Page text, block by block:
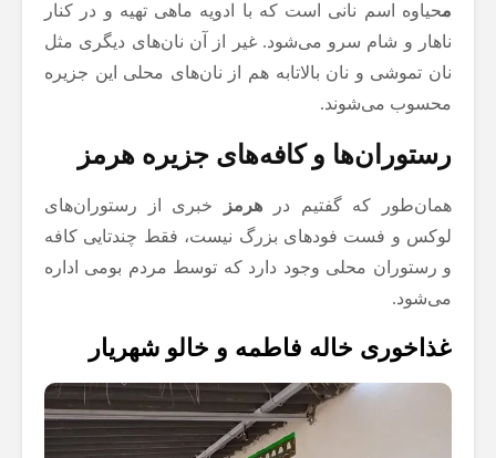
محیاوه اسم نانی است که با ادویه ماهی تهیه و در کنار
ناهار و شام سرو می‌شود. غیر از آن نان‌های دیگری مثل
نان تموشی و نان بالاتابه هم از نان‌های محلی این جزیره
محسوب می‌شوند.
رستوران‌ها و کافه‌های جزیره هرمز
همان‌طور که گفتیم در هرمز
خبری از رستوران‌های
لوکس و فست فودهای بزرگ نیست، فقط چندتایی کافه
و رستوران محلی وجود دارد که توسط مردم بومی اداره
می‌شود.
غذاخوری خاله فاطمه و خالو شهریار